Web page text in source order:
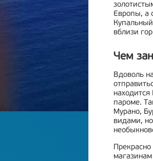
Европы, а
вблизи
Чем
Вдоволь
пароме.
Мурано,
видами,